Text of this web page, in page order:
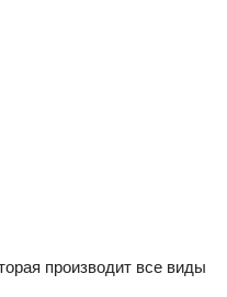
производит все виды